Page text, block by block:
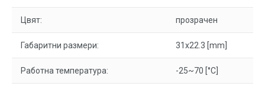
Цвят: прозрачен
Габаритни размери: 31x22.3 [mm]
Работна температура: -25~70 [°C]